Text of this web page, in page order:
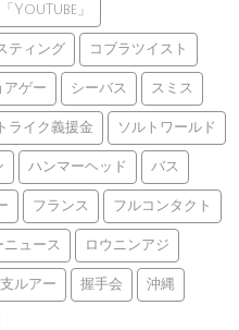
「YouTube」
ティング コブラツイスト
アゲー シーバス スミス
ライク義援金 ソルトワールド
ハンマーヘッド バス
フランス フルコンタクト
ニュース ロウニンアジ
ルアー 握手会 沖縄